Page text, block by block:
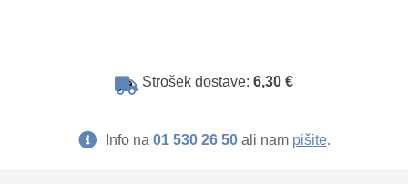
Strošek dostave: 6,30 €
Info na 01 530 26 50ali nam pišite.